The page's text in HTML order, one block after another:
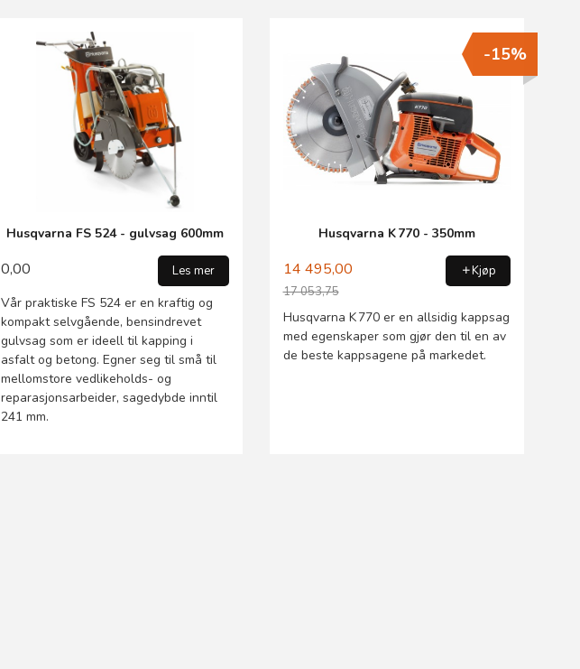
Husqvarna FS 524 - gulvsag 600mm
0,00 Les mer
Vår praktiske FS 524 er en kraftig og
kompakt selvgående, bensindrevet
gulvsag som er ideell til kapping i
asfalt og betong. Egner seg til små til
mellomstore vedlikeholds- og
reparasjonsarbeider, sagedybde inntil
241 mm.
Husqvarna K 770 - 350mm
14 495,00
17 053,75
Rabatt
-15%
Kjøp
Husqvarna K 770 er en allsidig kappsag
med egenskaper som gjør den til en av
de beste kappsagene på markedet.